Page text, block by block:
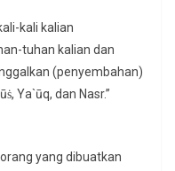
kali kalian
tuhan kalian dan
(penyembahan)
Ya`ūq, dan Nasr.”
yang dibuatkan